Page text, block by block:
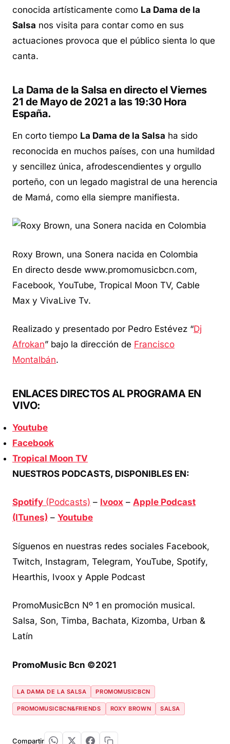
conocida artísticamente como La Dama de la
Salsa nos visita para contar como en sus
actuaciones provoca que el público sienta lo que
canta.
La Dama de la Salsa en directo el Viernes
21 de Mayo de 2021 a las 19:30 Hora
España.
En corto tiempo La Dama de la Salsa ha sido
reconocida en muchos países, con una humildad
y sencillez única, afrodescendientes y orgullo
porteño, con un legado magistral de una herencia
de Mamá, como ella siempre manifiesta.
Roxy Brown, una Sonera nacida en Colombia
En directo desde www.promomusicbcn.com,
Facebook, YouTube, Tropical Moon TV, Cable
Max y VivaLive Tv.
Realizado y presentado por Pedro Estévez “Dj
Afrokan” bajo la dirección de Francisco
Montalbán.
ENLACES DIRECTOS AL PROGRAMA EN
VIVO:
Youtube
Facebook
Tropical Moon TV
NUESTROS PODCASTS, DISPONIBLES EN:
Spotify (Podcasts) – Ivoox – Apple Podcast
(ITunes) – Youtube
Síguenos en nuestras redes sociales Facebook,
Twitch, Instagram, Telegram, YouTube, Spotify,
Hearthis, Ivoox y Apple Podcast
PromoMusicBcn Nº 1 en promoción musical.
Salsa, Son, Timba, Bachata, Kizomba, Urban &
Latín
PromoMusic Bcn ©2021
LA DAMA DE LA SALSA PROMOMUSICBCN
PROMOMUSICBCN&FRIENDS ROXY BROWN SALSA
Compartir